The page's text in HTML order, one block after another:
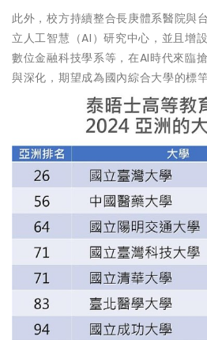
此外，校方持續整合長庚體系醫院與
立人工智慧（AI）研究中心，並且增
數位金融科技學系等，在AI時代來臨
與深化，期望成為國內綜合大學的標竿